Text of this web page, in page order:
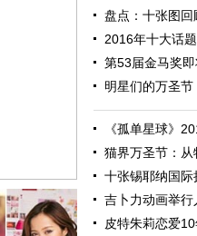
盘点：十张图
2016年十大话
第53届金马奖
明星们的万圣
《孤单星球》
猫界万圣节：
十张锡耶纳国
吉卜力动画举
皮特朱莉恋爱